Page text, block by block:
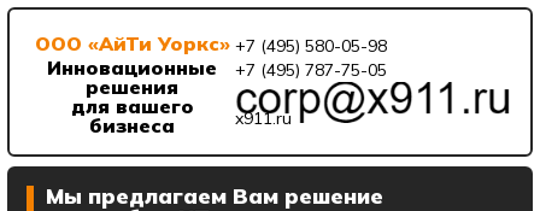
ООО «АйТи Уоркс»
Инновационные
решения
для вашего
бизнеса
+7 (495) 580-05-98
+7 (495) 787-75-05
x911.ru
Мы предлагаем Вам решение